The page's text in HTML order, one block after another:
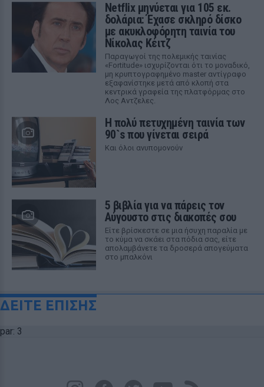
Netflix μηνύεται για 105 εκ.
δολάρια: Έχασε σκληρό δίσκο
με ακυκλοφόρητη ταινία του
Νίκολας Κέιτζ
Παραγωγοί της πολεμικής ταινίας
«Fortitude» ισχυρίζονται ότι το μοναδικό,
μη κρυπτογραφημένο master αντίγραφο
εξαφανίστηκε μετά από κλοπή στα
κεντρικά γραφεία της πλατφόρμας στο
Λος Αντζελες.
Η πολύ πετυχημένη ταινία των
90`s που γίνεται σειρά
Και όλοι ανυπομονούν
5 βιβλία για να πάρεις τον
Αύγουστο στις διακοπές σου
Είτε βρίσκεστε σε μια ήσυχη παραλία με
το κύμα να σκάει στα πόδια σας, είτε
απολαμβάνετε τα δροσερά απογεύματα
στο μπαλκόνι
ΔΕΙΤΕ ΕΠΙΣΗΣ
par: 3